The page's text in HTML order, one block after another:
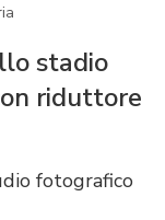
stadio
riduttore
fotografico